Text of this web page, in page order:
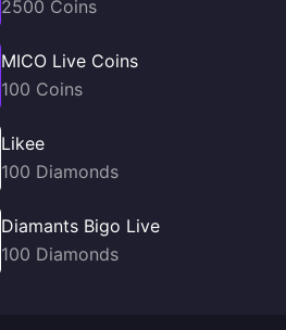
2500 Coins
MICO Live Coins
100 Coins
Likee
100 Diamonds
Diamants Bigo Live
100 Diamonds